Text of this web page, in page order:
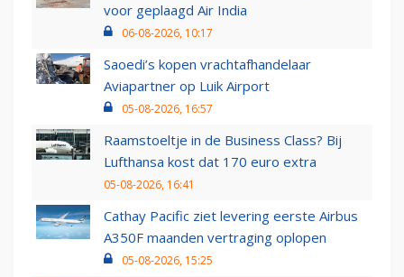
voor geplaagd Air India
06-08-2026, 10:17
Saoedi’s kopen vrachtafhandelaar
Aviapartner op Luik Airport
05-08-2026, 16:57
Raamstoeltje in de Business Class? Bij
Lufthansa kost dat 170 euro extra
05-08-2026, 16:41
Cathay Pacific ziet levering eerste Airbus
A350F maanden vertraging oplopen
05-08-2026, 15:25